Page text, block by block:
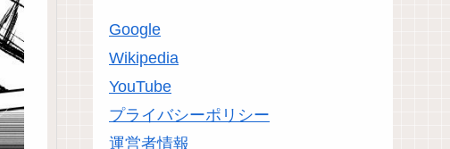
Google
Wikipedia
YouTube
プライバシーポリシー
運営者情報